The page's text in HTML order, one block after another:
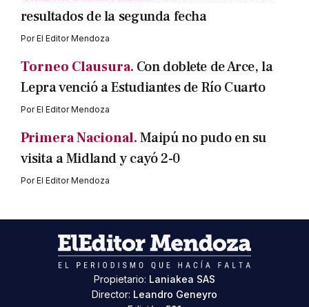
resultados de la segunda fecha
PorEl Editor Mendoza
Torneo Clausura. Con doblete de Arce, la
Lepra venció a Estudiantes de Río Cuarto
PorEl Editor Mendoza
Primera Nacional.Maipú no pudo en su
visita a Midland y cayó 2-0
PorEl Editor Mendoza
Propietario: Laniakea SAS
Director: Leandro Geneyro